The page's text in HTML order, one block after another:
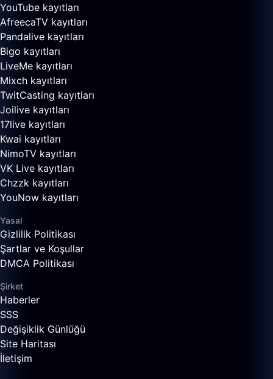
YouTube kayıtları
AfreecaTV kayıtları
Pandalive kayıtları
Bigo kayıtları
LiveMe kayıtları
Mixch kayıtları
TwitCasting kayıtları
Joilive kayıtları
17live kayıtları
Kwai kayıtları
NimoTV kayıtları
VK Live kayıtları
Chzzk kayıtları
YouNow kayıtları
Yasal
Gizlilik Politikası
Şartlar ve Koşullar
DMCA Politikası
Şirket
Haberler
SSS
Değişiklik Günlüğü
Site Haritası
İletişim